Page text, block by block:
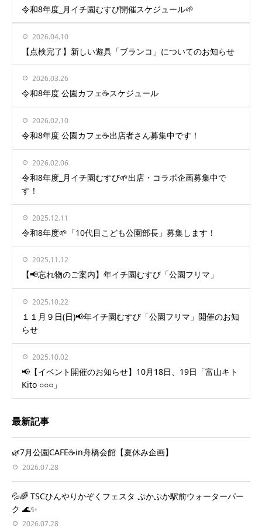
令和8年度_月イチ園むすび開催スケジュール🌱
2026.04.10
【点検完了】新しい遊具「ブランコ」についてのお知らせ
2026.03.26
令和8年度 公園カフェ☕️スケジュール
2026.02.10
令和8年度 公園カフェ☕️出店者さん募集中です！
2026.02.06
令和8年度_月イチ園むすび🌱出店・コラボ企画募集中で
す！
2025.12.11
令和8年度🌱「10代目こども公園部長」募集します！
2025.11.12
【📢忘れ物のご案内】年イチ園むすび「公園フリマ」
2025.10.22
１１月９日(日)📢年イチ園むすび「公園フリマ」開催のお知
らせ
2025.10.02
📢【イベント開催のお知らせ】10月18日、19日「富山キト
Kito ○○○」
最新記事
🌿7月公園CAFE☕️in舟橋会館【夏休み企画】
2026.07.28
💦🌈 TSCひんやりかぞくフェスタ ぷかぷか駅前ウォーターパー
ク 🌊✨
2026.07.28